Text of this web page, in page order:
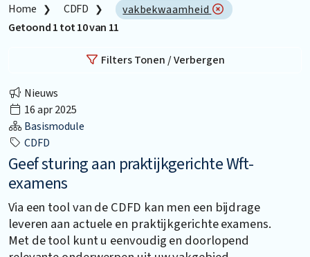
Home CDFD
vakbekwaamheid
Getoond1tot10van 11
Filters Tonen / Verbergen
Nieuws
16 apr 2025
Basismodule
CDFD
Geef sturing aan praktijkgerichte Wft-
examens
Via een tool van de CDFD kan men een bijdrage
leveren aan actuele en praktijkgerichte examens.
Met de tool kunt u eenvoudig en doorlopend